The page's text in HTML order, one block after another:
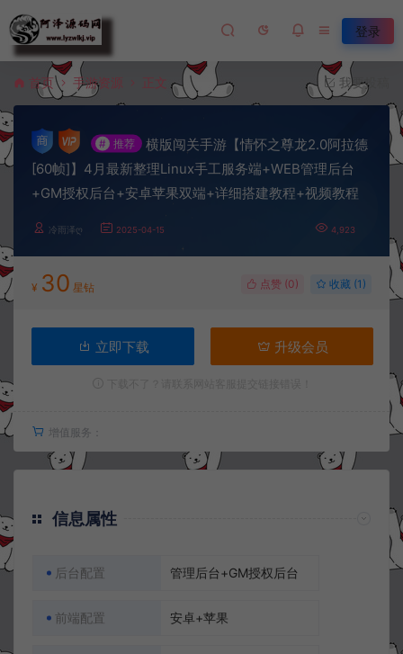
登录
首页 手游资源 正文 我要投稿
# 推荐
横版闯关手游【情怀之尊龙2.0阿拉德
[60帧]】4月最新整理Linux手工服务端+WEB管理后台
+GM授权后台+安卓苹果双端+详细搭建教程+视频教程
冷雨泽ღ 2025-04-15 4,923
¥ 30 星钻 点赞 (0) 收藏 (1)
立即下载 升级会员
增值服务：
信息属性
后台配置 管理后台+GM授权后台
前端配置 安卓+苹果